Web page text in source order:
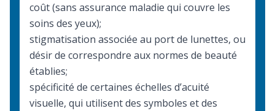
coût (sans assurance maladie qui couvre les
soins des yeux);
stigmatisation associée au port de lunettes, ou
désir de correspondre aux normes de beauté
établies;
spécificité de certaines échelles d’acuité
visuelle, qui utilisent des symboles et des